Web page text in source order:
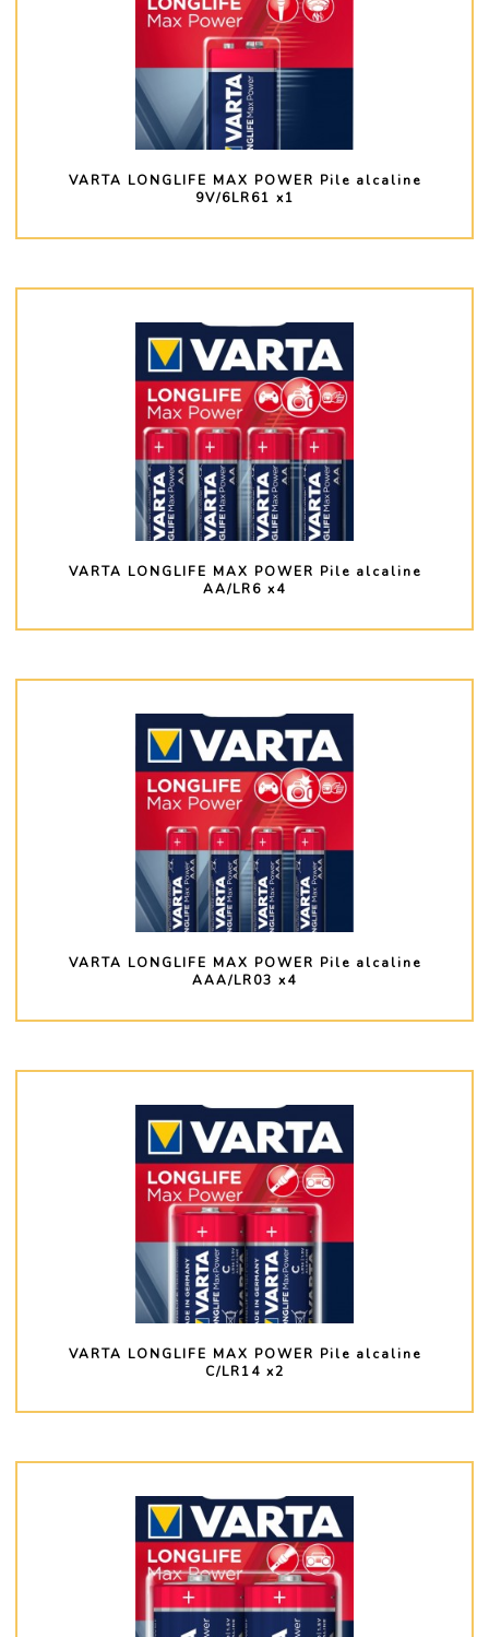
VARTA LONGLIFE MAX POWER Pile alcaline
9V/6LR61 x1
VARTA LONGLIFE MAX POWER Pile alcaline
AA/LR6 x4
VARTA LONGLIFE MAX POWER Pile alcaline
AAA/LR03 x4
VARTA LONGLIFE MAX POWER Pile alcaline
C/LR14 x2